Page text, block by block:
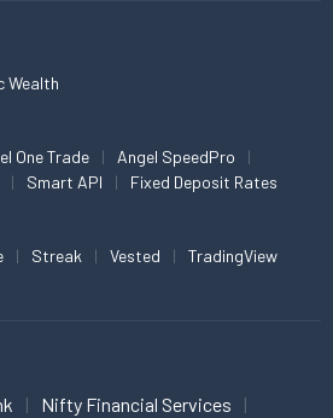
Wealth
One Trade
Angel SpeedPro
Smart API Fixed Deposit Rates
Streak Vested TradingView
Nifty Financial Services